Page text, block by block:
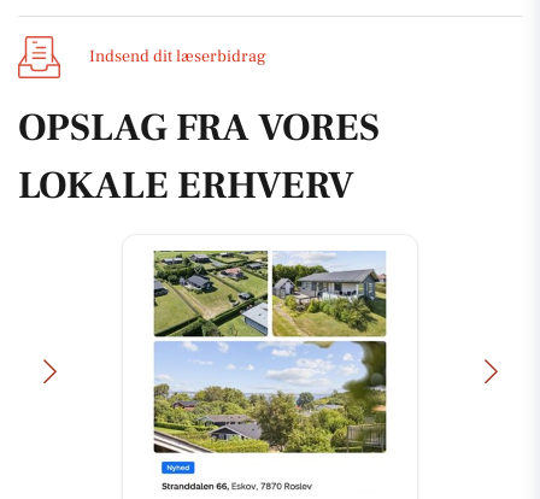
Indsend dit læserbidrag
OPSLAG FRA VORES
LOKALE ERHVERV